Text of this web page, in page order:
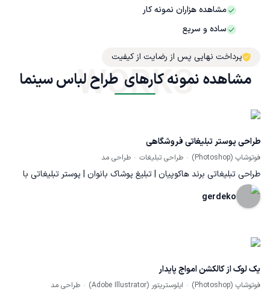
مشاهده هزاران نمونه کار
ساده و سریع
پرداخت نهایی پس از رضایت از کیفیت
مشاهده نمونه کارهای  طراح لباس سینما
WORKS
طراحی پوستر تبلیغاتی فروشگاهی
فوتوشاپ (Photoshop) طراحی تبلیغات طراحی مد
طراحی تبلیغاتی برند هاکوپیان | تبلیغ پوشاک بانوان | پوستر تبلیغاتی با
فتوشاپgerdeko
یک لوک از کالکشن امواج پایدار
فوتوشاپ (Photoshop) ایلوستریتور (Adobe Illustrator) طراحی مد